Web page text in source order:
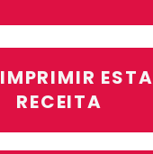
IMPRIMIR ESTA
RECEITA